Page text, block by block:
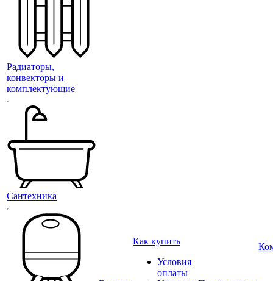
Радиаторы,
конвекторы и
комплектующие
Сантехника
Как купить
Условия
оплаты